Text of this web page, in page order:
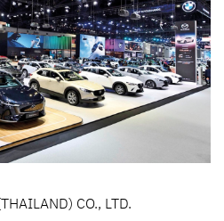
CO., LTD.